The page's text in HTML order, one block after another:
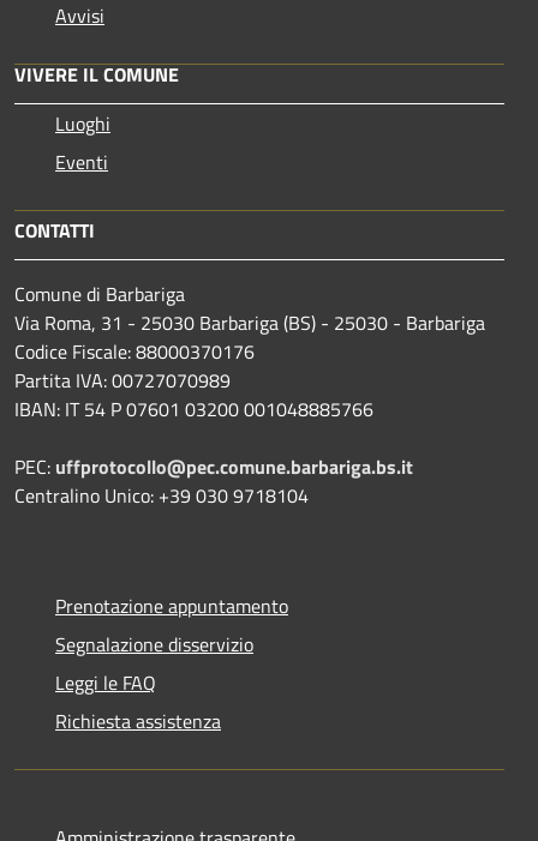
Avvisi
VIVERE IL COMUNE
Luoghi
Eventi
CONTATTI
Comune di Barbariga
Via Roma, 31 - 25030 Barbariga (BS) - 25030 - Barbariga
Codice Fiscale: 88000370176
Partita IVA: 00727070989
IBAN: IT 54 P 07601 03200 001048885766
PEC: uffprotocollo@pec.comune.barbariga.bs.it
Centralino Unico: +39 030 9718104
Prenotazione appuntamento
Segnalazione disservizio
Leggi le FAQ
Richiesta assistenza